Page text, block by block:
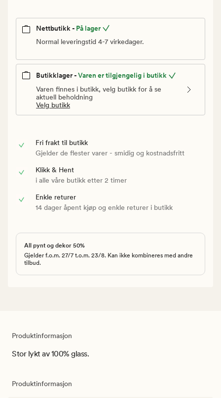
Nettbutikk - På lager
Normal leveringstid 4-7 virkedager.
Butikklager -Varen er tilgjengelig i butikk
Varen finnes i butikk, velg butikk for å se
aktuell beholdning
Velg butikk
Fri frakt til butikk
Gjelder de flester varer - smidig og kostnadsfritt
Klikk & Hent
i alle våre butikk etter 2 timer
Enkle returer
14 dager åpent kjøp og enkle returer i butikk
All pynt og dekor 50%
Gjelder f.o.m. 27/7 t.o.m. 23/8. Kan ikke kombineres med andre
tilbud.
Produktinformasjon
Stor lykt av 100% glass.
Produktinformasjon